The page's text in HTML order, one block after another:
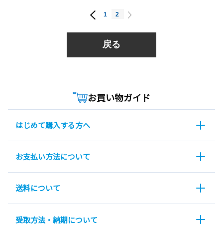
1 2
戻る
お買い物ガイド
はじめて購入する方へ
お支払い方法について
送料について
受取方法・納期について